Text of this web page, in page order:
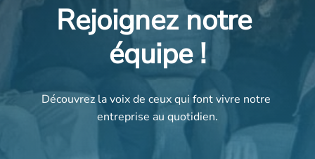
Rejoignez notre
équipe !
Découvrez la voix de ceux qui font vivre notre
entreprise au quotidien.